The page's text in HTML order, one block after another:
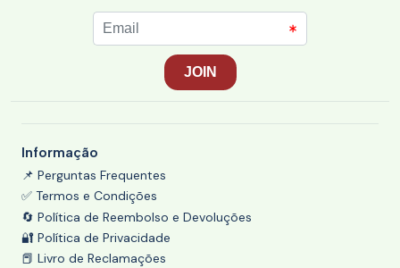
Informação
📌 Perguntas Frequentes
✅ Termos e Condições
🔄 Política de Reembolso e Devoluções
🔐 Política de Privacidade
📕 Livro de Reclamações